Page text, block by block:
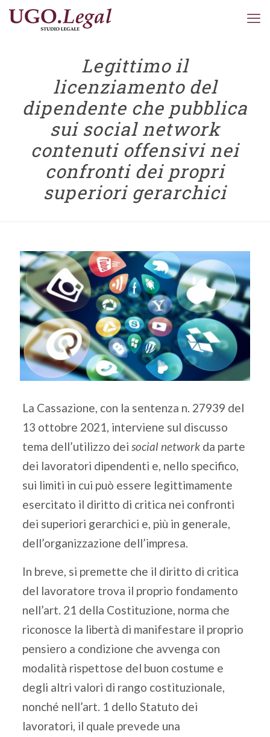
Legittimo il
licenziamento del
dipendente che pubblica
sui social network
contenuti offensivi nei
confronti dei propri
superiori gerarchici
La Cassazione, con la sentenza n. 27939 del
13 ottobre 2021, interviene sul discusso
tema dell’utilizzo dei social networkda parte
dei lavoratori dipendenti e, nello specifico,
sui limiti in cui può essere legittimamente
esercitato il diritto di critica nei confronti
dei superiori gerarchici e, più in generale,
dell’organizzazione dell’impresa.
In breve, si premette che il diritto di critica
del lavoratore trova il proprio fondamento
nell’art. 21 della Costituzione, norma che
riconosce la libertà di manifestare il proprio
pensiero a condizione che avvenga con
modalità rispettose del buon costume e
degli altri valori di rango costituzionale,
nonché nell’art. 1 dello Statuto dei
lavoratori, il quale prevede una